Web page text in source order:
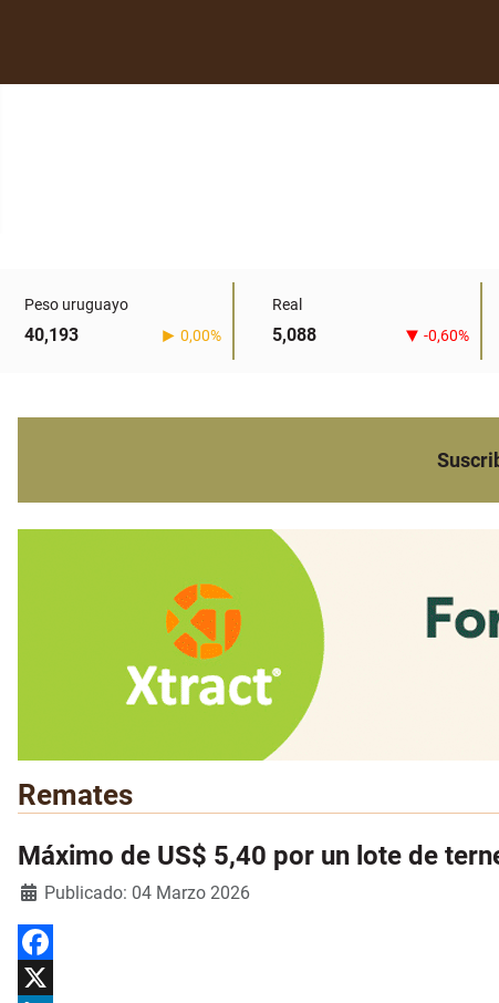
Peso uruguayo
40,193 0,00%
Real
5,088 -0,60%
Remates
Máximo de US$ 5,40 por un lote de
DetallesPublicado: 04 Marzo 2026
Facebook